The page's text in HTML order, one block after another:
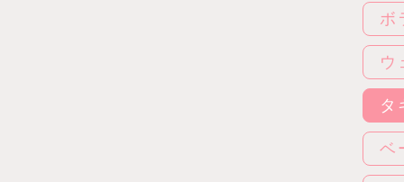
ボ
ウ
タ
ベ